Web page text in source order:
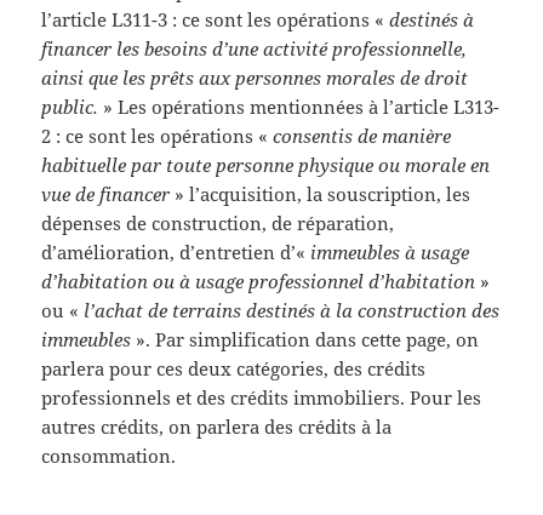
l’article L311-3 : ce sont les opérations «destinés à
financer les besoins d’une activité professionnelle,
ainsi que les prêts aux personnes morales de droit
public. » Les opérations mentionnées à l’article L313-
2 : ce sont les opérations «consentis de manière
habituelle par toute personne physique ou morale en
vue de financer » l’acquisition, la souscription, les
dépenses de construction, de réparation,
d’amélioration, d’entretien d’« immeubles à usage
d’habitation ou à usage professionnel d’habitation »
ou « l’achat de terrains destinés à la construction des
immeubles ». Par simplification dans cette page, on
parlera pour ces deux catégories, des crédits
professionnels et des crédits immobiliers. Pour les
autres crédits, on parlera des crédits à la
consommation.